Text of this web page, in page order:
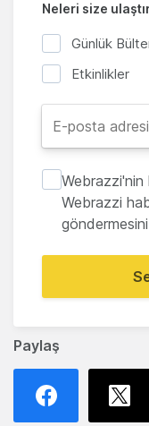
Paylaş
Neleri size
Günlük
Etkinlikler
Webrazzi'nin
Webrazzi